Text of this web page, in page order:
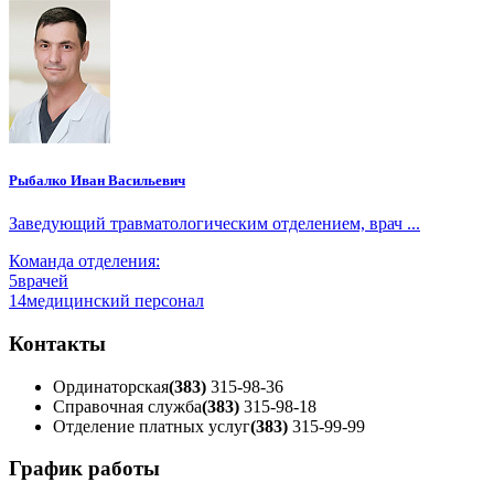
Рыбалко Иван Васильевич
Заведующий травматологическим отделением, врач ...
Команда отделения:
5врачей
14медицинский персонал
Контакты
Ординаторская(383) 315-98-36
Справочная служба(383) 315-98-18
Отделение платных услуг(383) 315-99-99
График работы